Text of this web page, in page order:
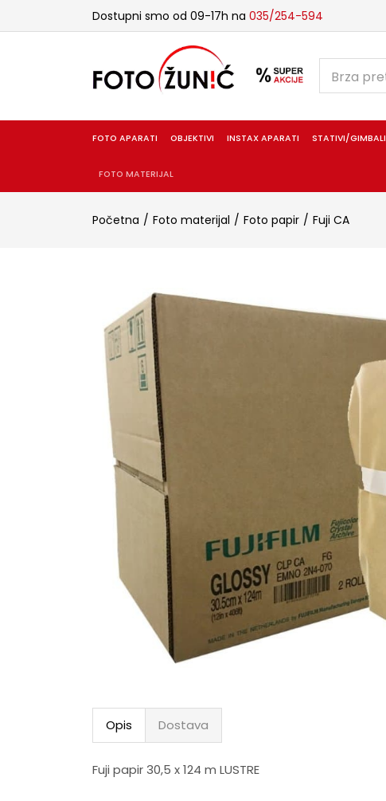
Dostupni smo od 09-17h na 035/254-594
FOTO APARATI OBJEKTIVI INSTAX APARATI STATIVI/GIMBALI
FOTO MATERIJAL
Početna Foto materijal Foto papir Fuji CA
Opis Dostava
Fuji papir 30,5 x 124 m LUSTRE